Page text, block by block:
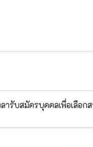
ลารับสมัครบุคคลเพื่อเลือ